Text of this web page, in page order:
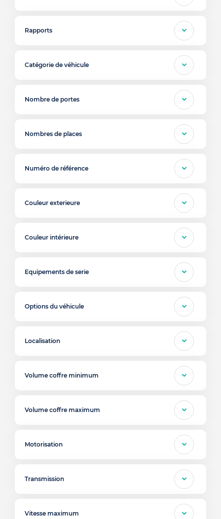
Rapports
Catégorie de véhicule
Nombre de portes
Nombres de places
Numéro de référence
Couleur exterieure
Couleur intérieure
Equipements de serie
Options du véhicule
Localisation
Volume coffre minimum
Volume coffre maximum
Motorisation
Transmission
Vitesse maximum